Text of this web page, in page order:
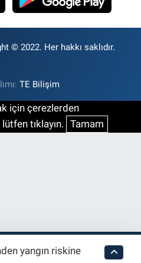
© 2022. Her hakkı saklıdır.
TE Bilişim
için çerezlerden
tıklayın. Tamam
yangın riskine